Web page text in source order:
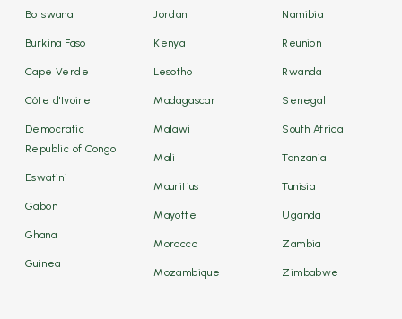
Botswana
Burkina Faso
Cape Verde
Côte d'Ivoire
Democratic
Republic of Congo
Eswatini
Gabon
Ghana
Guinea
Jordan
Kenya
Lesotho
Madagascar
Malawi
Mali
Mauritius
Mayotte
Morocco
Mozambique
Namibia
Reunion
Rwanda
Senegal
South Africa
Tanzania
Tunisia
Uganda
Zambia
Zimbabwe